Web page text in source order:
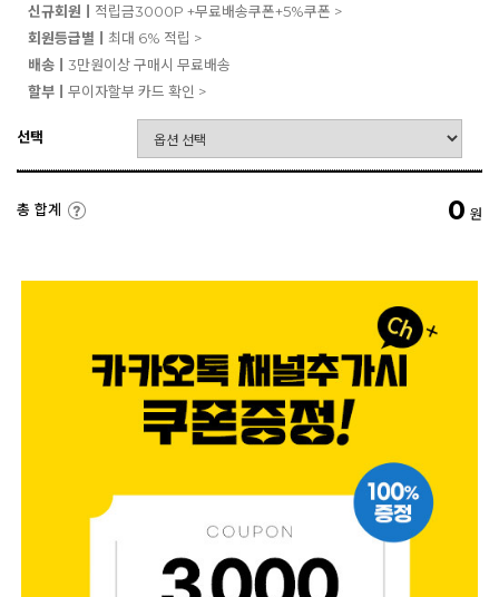
신규회원ㅣ 적립금3000P +무료배송쿠폰+5%쿠폰 >
회원등급별ㅣ 최대 6% 적립 >
배송ㅣ 3만원이상 구매시 무료배송
할부ㅣ 무이자할부 카드 확인 >
선택
총 합계 0 원